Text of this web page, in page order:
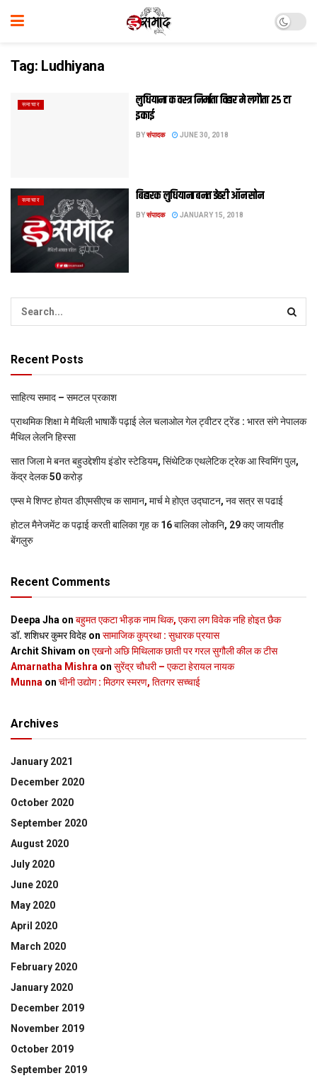
Tag: Ludhiyana
समाचार
लुधियाना क वस्त्र निर्माता विहार मे लगौता २५ टा
इकाई
BYसंपादक JUNE 30, 2018
समाचार बिहारक लुधियाना बनत डेहरी ऑन सोन
BYसंपादक JANUARY 15, 2018
Recent Posts
साहित्य समाद – समटल प्रकाश
प्राथमिक शि‍क्षा मे मैथि‍ली भाषाकेँ पढ़ाई लेल चलाओल गेल ट्वीटर ट्रेंड : भारत संगे नेपालक
मैथिल लेलनि हिस्सा
सात जिला मे बनत बहुउद्देशीय इंडोर स्‍टेडि‍यम, सिंथेटिक एथलेटिक ट्रेक आ स्विमिंग पुल,
केंद्र देलक 50 करोड़
एम्स मे शिफ्ट होयत डीएमसीएच क सामान, मार्च मे होएत उद्घाटन, नव सत्र स पढाई
होटल मैनेजमेंट क पढ़ाई करती बालिका गृह क 16 बालिका लोकनि, 29 कए जायतीह
बेंगलुरु
Recent Comments
Deepa Jha on बहुमत एकटा भीड़क नाम थिक, एकरा लग विवेक नहि होइत छैक
डॉ. शशिधर कुमर विदेह on सामाजिक कुप्रथा : सुधारक प्रयास
Archit Shivam on एखनो अछि मिथिलाक छाती पर गरल सुगौली कील क टीस
Amarnatha Mishra on सुरेंद्र चौधरी – एकटा हेरायल नायक
Munna on चीनी उद्योग : मिठगर स्‍मरण, तितगर सच्‍चाई
Archives
January 2021
December 2020
October 2020
September 2020
August 2020
July 2020
June 2020
May 2020
April 2020
March 2020
February 2020
January 2020
December 2019
November 2019
October 2019
September 2019